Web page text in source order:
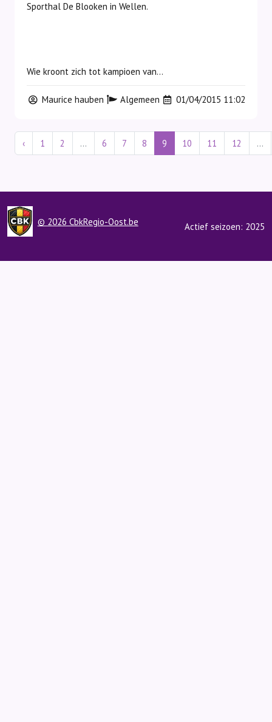
Sporthal De Blooken in Wellen.
Wie kroont zich tot kampioen van...
Maurice hauben Algemeen 01/04/2015 11:02
‹ 1 2 ... 6 7 8 9 10 11 12 ...
© 2026 CbkRegio-Oost.be Actief seizoen: 2025